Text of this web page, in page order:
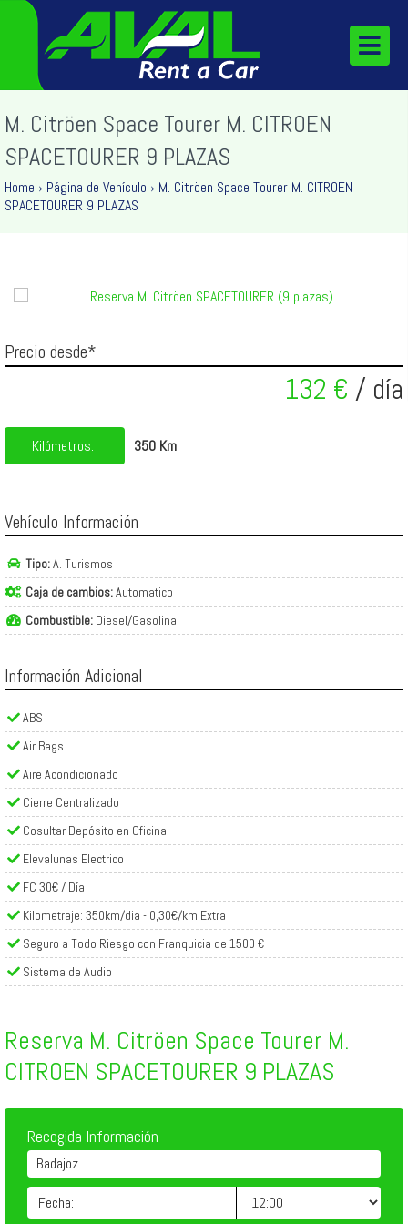
M. Citröen Space Tourer M. CITROEN
SPACETOURER 9 PLAZAS
Home › Página de Vehículo › M. Citröen Space Tourer M. CITROEN
SPACETOURER 9 PLAZAS
Precio desde*
132 € / día
Kilómetros: 350 Km
Vehículo Información
Tipo:A. Turismos
Caja de cambios:Automatico
Combustible: Diesel/Gasolina
Información Adicional
ABS
Air Bags
Aire Acondicionado
Cierre Centralizado
Cosultar Depósito en Oficina
Elevalunas Electrico
FC 30€ / Día
Kilometraje: 350km/dia - 0,30€/km Extra
Seguro a Todo Riesgo con Franquicia de 1500 €
Sistema de Audio
Reserva M. Citröen Space Tourer M.
CITROEN SPACETOURER 9 PLAZAS
Recogida Información
Badajoz